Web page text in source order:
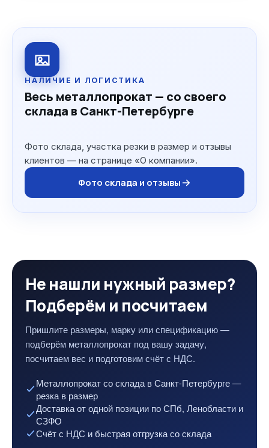
НАЛИЧИЕ И ЛОГИСТИКА
Весь металлопрокат — со своего
склада в Санкт-Петербурге
Фото склада, участка резки в размер и отзывы
клиентов — на странице «О компании».
Фото склада и отзывы
Не нашли нужный размер?
Подберём и посчитаем
Пришлите размеры, марку или спецификацию —
подберём металлопрокат под вашу задачу,
посчитаем вес и подготовим счёт с НДС.
Металлопрокат со склада в Санкт-Петербурге —
резка в размер
Доставка от одной позиции по СПб, Ленобласти и
СЗФО
Счёт с НДС и быстрая отгрузка со склада